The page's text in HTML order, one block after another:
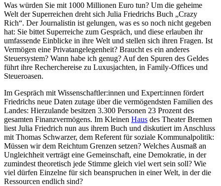
Was würden Sie mit 1000 Millionen Euro tun? Um die geheime
Welt der Superreichen dreht sich Julia Friedrichs Buch „Crazy
Rich“. Der Journalistin ist gelungen, was es so noch nicht gegeben
hat: Sie bittet Superreiche zum Gespräch, und diese erlauben ihr
umfassende Einblicke in ihre Welt und stellen sich ihren Fragen. Ist
Vermögen eine Privatangelegenheit? Braucht es ein anderes
Steuersystem? Wann habe ich genug? Auf den Spuren des Geldes
führt ihre Recherchereise zu Luxusjachten, in Family-Offices und
Steueroasen.
Im Gespräch mit Wissenschaftler:innen und Expert:innen fördert
Friedrichs neue Daten zutage über die vermögendsten Familien des
Landes: Hierzulande besitzen 3.300 Personen 23 Prozent des
gesamten Finanzvermögens. Im Kleinen Haus des Theater Bremen
liest Julia Friedrich nun aus ihrem Buch und diskutiert im Anschluss
mit Thomas Schwarzer, dem Referent für soziale Kommunalpolitik:
Müssen wir dem Reichtum Grenzen setzen? Welches Ausmaß an
Ungleichheit verträgt eine Gemeinschaft, eine Demokratie, in der
zumindest theoretisch jede Stimme gleich viel wert sein soll? Wie
viel dürfen Einzelne für sich beanspruchen in einer Welt, in der die
Ressourcen endlich sind?